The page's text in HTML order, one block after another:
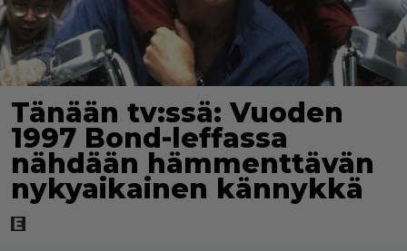
Tänään tv:ssä: Vuoden
1997 Bond-leffassa
nähdään hämmenttävän
nykyaikainen kännykkä